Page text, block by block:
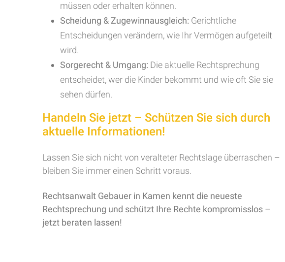
müssen oder erhalten können.
Scheidung & Zugewinnausgleich: Gerichtliche
Entscheidungen verändern, wie Ihr Vermögen aufgeteilt
wird.
Sorgerecht & Umgang: Die aktuelle Rechtsprechung
entscheidet, wer die Kinder bekommt und wie oft Sie sie
sehen dürfen.
Handeln Sie jetzt – Schützen Sie sich durch
aktuelle Informationen!
Lassen Sie sich nicht von veralteter Rechtslage überraschen –
bleiben Sie immer einen Schritt voraus.
Rechtsanwalt Gebauer in Kamen kennt die neueste
Rechtsprechung und schützt Ihre Rechte kompromisslos –
jetzt beraten lassen!